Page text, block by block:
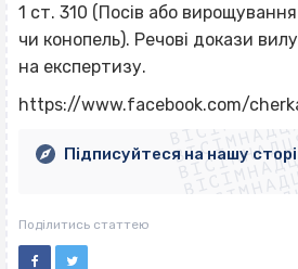
1 ст. 310 (Посів або
чи конопель). Речові докази
на експертизу.
https://www.facebook.com/
Підписуйтеся на нашу
Поділитись статтею